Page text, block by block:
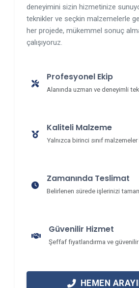
deneyimini sizin hizmetinize
teknikler ve seçkin malzemelerle
her projede, mükemmel sonuç
çalışıyoruz.
Profesyonel Ekip
Alanında uzman ve deneyimli
Kaliteli Malzeme
Yalnızca birinci sınıf
Zamanında Teslimat
Belirlenen sürede işlerinizi
Güvenilir Hizmet
Şeffaf fiyatlandırma ve
HEMEN